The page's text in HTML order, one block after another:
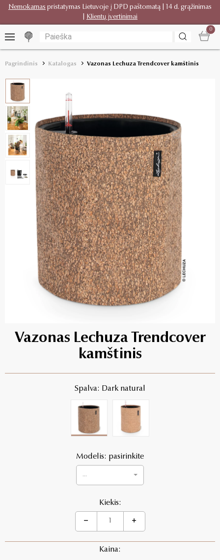
Nemokamas pristatymas Lietuvoje į DPD paštomatą | 14 d. grąžinimas
Klientų įvertinimai
0
Pagrindinis Katalogas Vazonas Lechuza Trendcover kamštinis
Vazonas Lechuza Trendcover
kamštinis
Spalva: Dark natural
Modelis: pasirinkite
...
Kiekis:
Kaina: